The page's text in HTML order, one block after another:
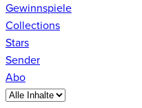
Gewinnspiele
Collections
Stars
Sender
Abo